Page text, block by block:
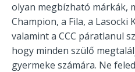
olyan megbízható márkák,
Champion, a Fila, a Lasocki
valamint a CCC páratlanul
hogy minden szülő
gyermeke számára. Ne